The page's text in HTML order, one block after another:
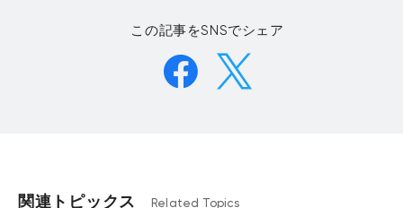
この記事をSNSでシェア
関連トピックス Related Topics